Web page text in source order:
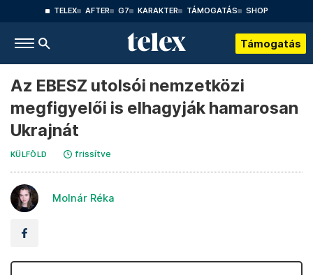
TELEX AFTER G7 KARAKTER TÁMOGATÁS SHOP
Támogatás
Az EBESZ utolsói nemzetközi
megfigyelői is elhagyják hamarosan
Ukrajnát
KÜLFÖLD frissítve
Molnár Réka